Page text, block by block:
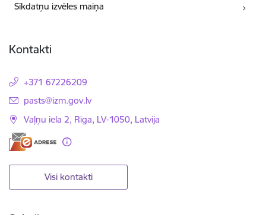
Sīkdatņu izvēles maiņa
Kontakti
+371 67226209
E-pasts:
pasts@izm.gov.lv
Vaļņu iela 2, Rīga, LV-1050, Latvija
Visi kontakti